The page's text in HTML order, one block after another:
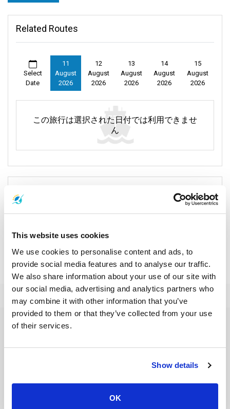
This website uses cookies
We use cookies to personalise content and ads, to
provide social media features and to analyse our traffic.
We also share information about your use of our site with
our social media, advertising and analytics partners who
may combine it with other information that you’ve
provided to them or that they’ve collected from your use
of their services.
Show details
OK
Related Routes
Select
Date
11
August
2026
12
August
2026
13
August
2026
14
August
2026
15
August
2026
この旅行は選択された日付では利用できませ
ん
Patong Hotels
フェリーの目的地
シェムリアップ
チュンポン